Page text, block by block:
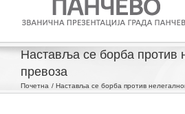
Наставља се борба против
превоза
Почетна Наставља се борба против